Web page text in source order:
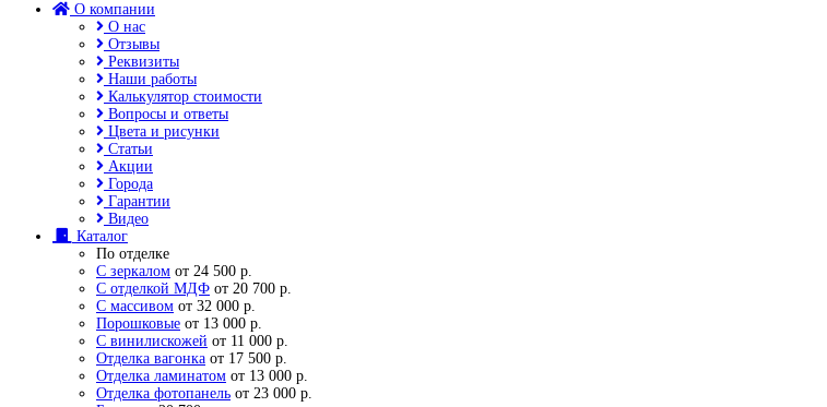
О компании
О нас
Отзывы
Реквизиты
Наши работы
Калькулятор стоимости
Вопросы и ответы
Цвета и рисунки
Статьи
Акции
Города
Гарантии
Видео
Каталог
По отделке
С зеркалом от 24 500 р.
С отделкой МДФ от 20 700 р.
С массивом от 32 000 р.
Порошковые от 13 000 р.
С винилискожей от 11 000 р.
Отделка вагонка от 17 500 р.
Отделка ламинатом от 13 000 р.
Отделка фотопанель от 23 000 р.